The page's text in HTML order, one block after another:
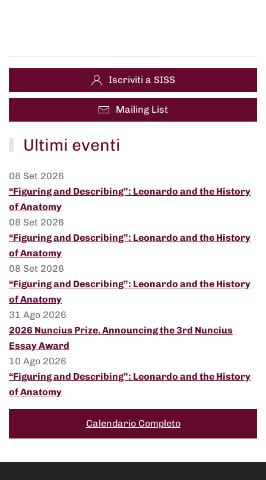
Iscriviti a SISS
Mailing List
Ultimi eventi
08 Set 2026
“Figuring and Describing”: Leonardo and the History
of Anatomy
08 Set 2026
“Figuring and Describing”: Leonardo and the History
of Anatomy
08 Set 2026
“Figuring and Describing”: Leonardo and the History
of Anatomy
31 Ago 2026
2026 Nuncius Prize. Announcing the 3rd Nuncius
Essay Award
10 Ago 2026
“Figuring and Describing”: Leonardo and the History
of Anatomy
Calendario Completo